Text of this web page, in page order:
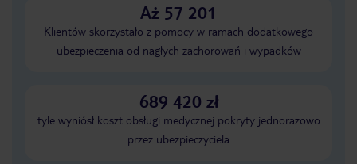
Aż 57 201
Klientów skorzystało z pomocy w ramach dodatkowego
ubezpieczenia od nagłych zachorowań i wypadków
689 420 zł
tyle wyniósł koszt obsługi medycznej pokryty jednorazowo
przez ubezpieczyciela